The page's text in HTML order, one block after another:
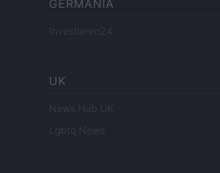
GERMANIA
Investieren24
UK
News Hub UK
Lgbtq News